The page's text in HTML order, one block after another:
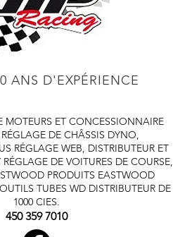
ANS D'EXPÉRIENCE
MOTEURS ET CONCESSIONNAIRE
RÉGLAGE DE CHÂSSIS DYNO,
RÉGLAGE WEB, DISTRIBUTEUR ET
RÉGLAGE DE VOITURES DE COURSE,
PRODUITS EASTWOOD
TUBES WD DISTRIBUTEUR DE
1000 CIES.
450 359 7010